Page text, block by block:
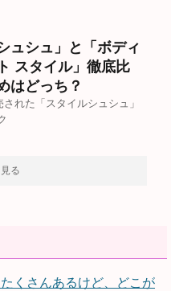
ュシュ」と「ボディ
スタイル」徹底比
はどっち？
れた「スタイルシュシュ」
る
くさんあるけど、どこが